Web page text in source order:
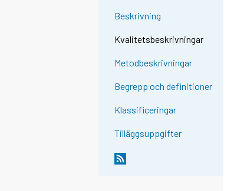
Beskrivning
Kvalitetsbeskrivningar
Metodbeskrivningar
Begrepp och definitioner
Klassificeringar
Tilläggsuppgifter